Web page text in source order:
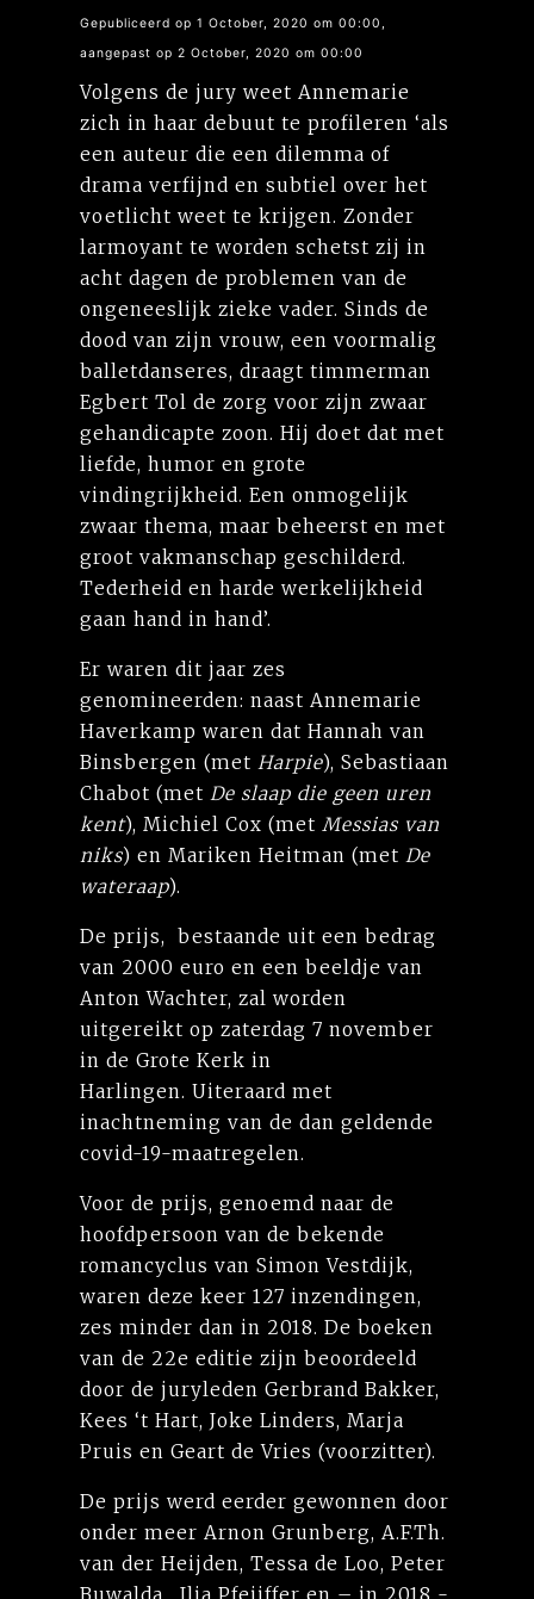
Gepubliceerd op 1 October, 2020 om 00:00,
aangepast op 2 October, 2020 om 00:00
Volgens de jury weet Annemarie
zich in haar debuut te profileren ‘als
een auteur die een dilemma of
drama verfijnd en subtiel over het
voetlicht weet te krijgen. Zonder
larmoyant te worden schetst zij in
acht dagen de problemen van de
ongeneeslijk zieke vader. Sinds de
dood van zijn vrouw, een voormalig
balletdanseres, draagt timmerman
Egbert Tol de zorg voor zijn zwaar
gehandicapte zoon. Hij doet dat met
liefde, humor en grote
vindingrijkheid. Een onmogelijk
zwaar thema, maar beheerst en met
groot vakmanschap geschilderd.
Tederheid en harde werkelijkheid
gaan hand in hand’.
Er waren dit jaar zes
genomineerden: naast Annemarie
Haverkamp waren dat Hannah van
Binsbergen (met Harpie), Sebastiaan
Chabot (met De slaap die geen uren
kent), Michiel Cox (met Messias van
niks) en Mariken Heitman (met De
wateraap).
De prijs, bestaande uit een bedrag
van 2000 euro en een beeldje van
Anton Wachter, zal worden
uitgereikt op zaterdag 7 november
in de Grote Kerk in
Harlingen. Uiteraard met
inachtneming van de dan geldende
covid-19-maatregelen.
Voor de prijs, genoemd naar de
hoofdpersoon van de bekende
romancyclus van Simon Vestdijk,
waren deze keer 127 inzendingen,
zes minder dan in 2018. De boeken
van de 22e editie zijn beoordeeld
door de juryleden Gerbrand Bakker,
Kees ‘t Hart, Joke Linders, Marja
Pruis en Geart de Vries (voorzitter).
De prijs werd eerder gewonnen door
onder meer Arnon Grunberg, A.F.Th.
van der Heijden, Tessa de Loo, Peter